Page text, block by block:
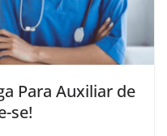
Para Auxiliar de
se!